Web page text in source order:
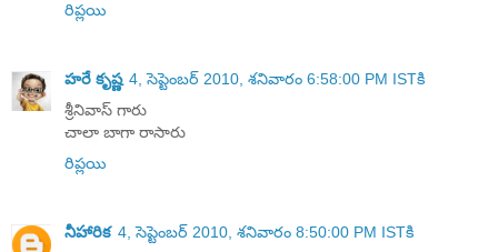
రిప్లయి
హరే కృష్ణ 4, సెప్టెంబర్ 2010, శనివారం 6:58:00 PM ISTకి
శ్రీనివాస్ గారు
చాలా బాగా రాసారు
రిప్లయి
నీహారిక 4, సెప్టెంబర్ 2010, శనివారం 8:50:00 PM ISTకి